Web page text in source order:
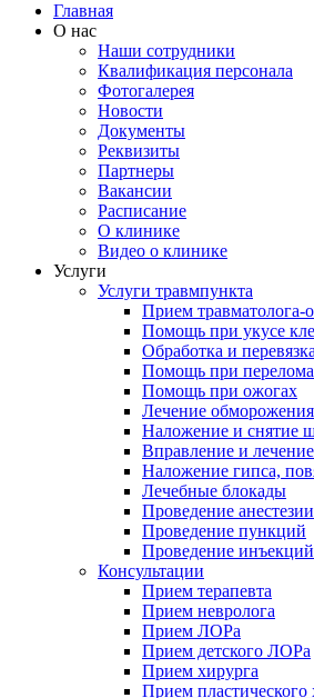
Главная
О нас
Наши сотрудники
Квалификация персонала
Фотогалерея
Новости
Документы
Реквизиты
Партнеры
Вакансии
Расписание
О клинике
Видео о клинике
Услуги
Услуги травмпункта
Прием травматолога-
Помощь при укусе
Обработка и
Помощь при
Помощь при ожогах
Лечение обморожения
Наложение и снятие
Вправление и
Наложение гипса,
Лечебные блокады
Проведение анестезии
Проведение пункций
Проведение инъекций
Консультации
Прием терапевта
Прием невролога
Прием ЛОРа
Прием детского ЛОРа
Прием хирурга
Прием пластического